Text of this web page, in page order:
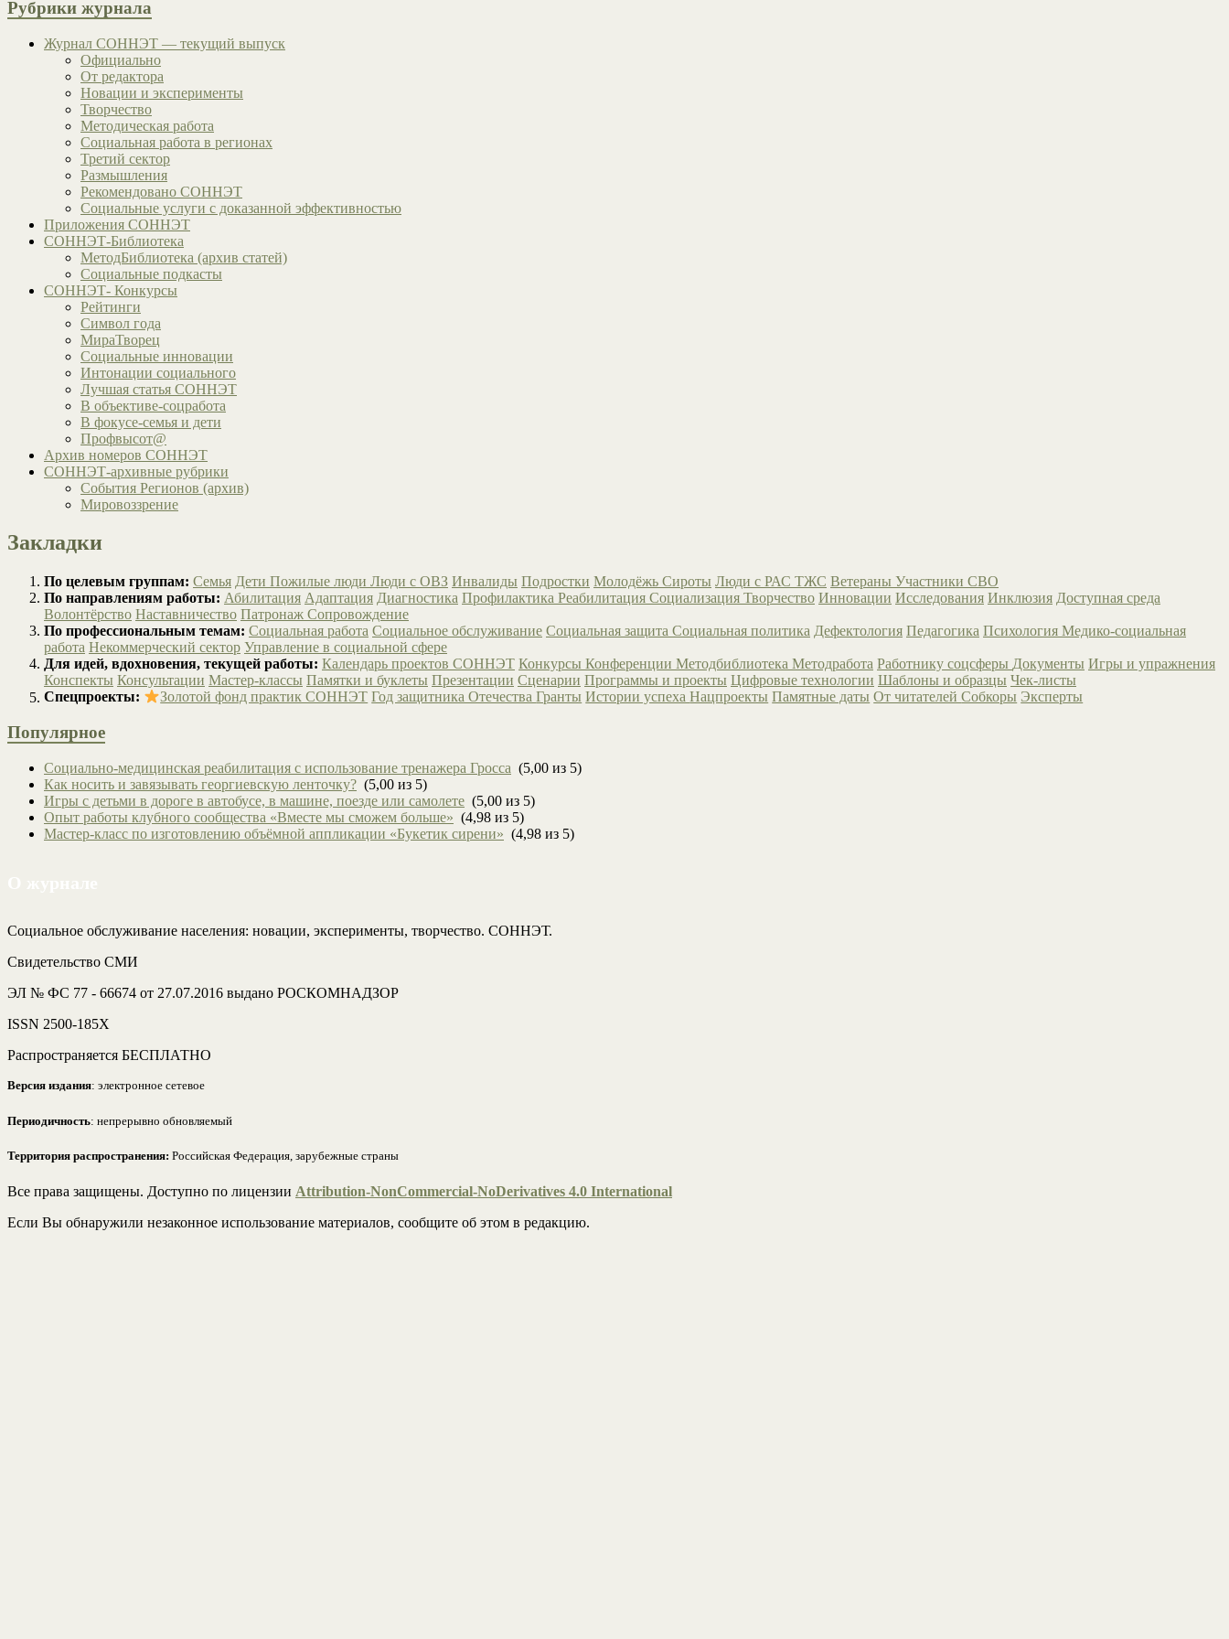
Рубрики журнала
Журнал СОННЭТ — текущий выпуск
Официально
От редактора
Новации и эксперименты
Творчество
Методическая работа
Социальная работа в регионах
Третий сектор
Размышления
Рекомендовано СОННЭТ
Социальные услуги с доказанной эффективностью
Приложения СОННЭТ
СОННЭТ-Библиотека
МетодБиблиотека (архив статей)
Социальные подкасты
СОННЭТ- Конкурсы
Рейтинги
Символ года
МираТворец
Социальные инновации
Интонации социального
Лучшая статья СОННЭТ
В объективе-соцработа
В фокусе-семья и дети
Профвысот@
Архив номеров СОННЭТ
СОННЭТ-архивные рубрики
События Регионов (архив)
Мировоззрение
Закладки
По целевым группам: Семья Дети Пожилые люди Люди с ОВЗ Инвалиды Подростки Молодёжь Сироты Люди с РАС ТЖС Ветераны Участники СВО
По направлениям работы: Абилитация Адаптация Диагностика Профилактика Реабилитация Социализация Творчество Инновации Исследования Инклюзия Доступная среда
Волонтёрство Наставничество Патронаж Сопровождение
По профессиональным темам: Социальная работа Социальное обслуживание Социальная защита Социальная политика Дефектология Педагогика Психология Медико-социальная
работа Некоммерческий сектор Управление в социальной сфере
Для идей, вдохновения, текущей работы: Календарь проектов СОННЭТ Конкурсы Конференции Методбиблиотека Методработа Работнику соцсферы Документы Игры и упражнения
Конспекты Консультации Мастер-классы Памятки и буклеты Презентации Сценарии Программы и проекты Цифровые технологии Шаблоны и образцы Чек-листы
Спецпроекты:
Золотой фонд практик СОННЭТ Год защитника ОтечестваГранты Истории успехаНацпроекты Памятные даты От читателейСобкоры Эксперты
Популярное
Социально-медицинская реабилитация с использование тренажера Гросса (5,00 из 5)
Как носить и завязывать георгиевскую ленточку? (5,00 из 5)
Игры с детьми в дороге в автобусе, в машине, поезде или самолете (5,00 из 5)
Опыт работы клубного сообщества «Вместе мы сможем больше» (4,98 из 5)
Мастер-класс по изготовлению объёмной аппликации «Букетик сирени» (4,98 из 5)
Социальное обслуживание населения: новации, эксперименты, творчество. СОННЭТ.
Свидетельство СМИ
ЭЛ № ФС 77 - 66674 от 27.07.2016 выдано РОСКОМНАДЗОР
ISSN 2500-185Х
Распространяется БЕСПЛАТНО
Версия издания: электронное сетевое
Периодичность: непрерывно обновляемый
Территория распространения: Российская Федерация, зарубежные страны
Все права защищены. Доступно по лицензии Attribution-NonCommercial-NoDerivatives 4.0 International
Если Вы обнаружили незаконное использование материалов, сообщите об этом в редакцию.